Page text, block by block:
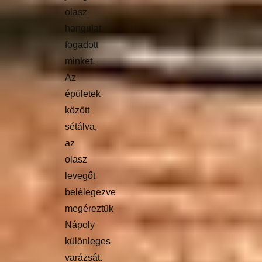
olasz
hangulat
fogadott
minket.
Az
épületek
között
sétálva,
az
olasz
levegőt
belélegezve
megéreztük
Nápoly
különleges
varázsát.